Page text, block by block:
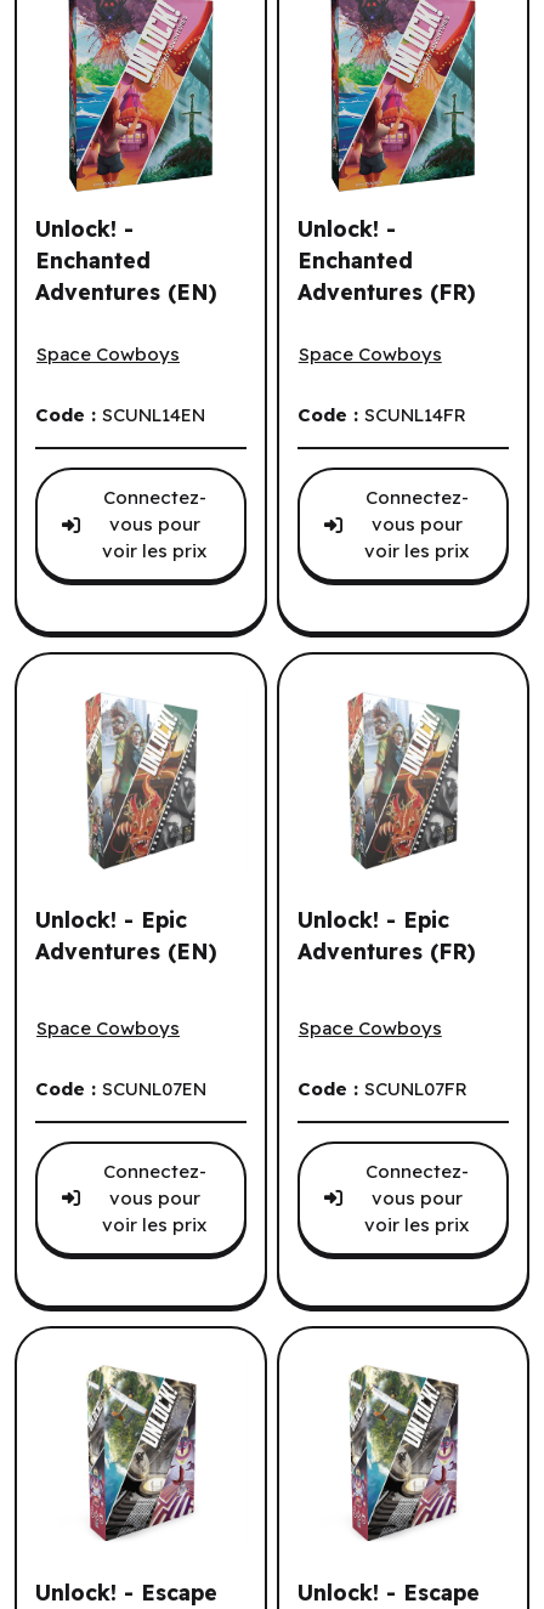
Unlock! -
Enchanted
Adventures (EN)
Space Cowboys
Code : SCUNL14EN
Connectez-
vous pour
voir les prix
Unlock! -
Enchanted
Adventures (FR)
Space Cowboys
Code : SCUNL14FR
Connectez-
vous pour
voir les prix
Unlock! - Epic
Adventures (EN)
Space Cowboys
Code : SCUNL07EN
Connectez-
vous pour
voir les prix
Unlock! - Epic
Adventures (FR)
Space Cowboys
Code : SCUNL07FR
Connectez-
vous pour
voir les prix
Unlock! - Escape
Unlock! - Escape